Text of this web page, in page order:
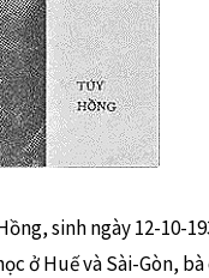
sinh ngày 12-10-
ở Huế và Sài-Gòn,